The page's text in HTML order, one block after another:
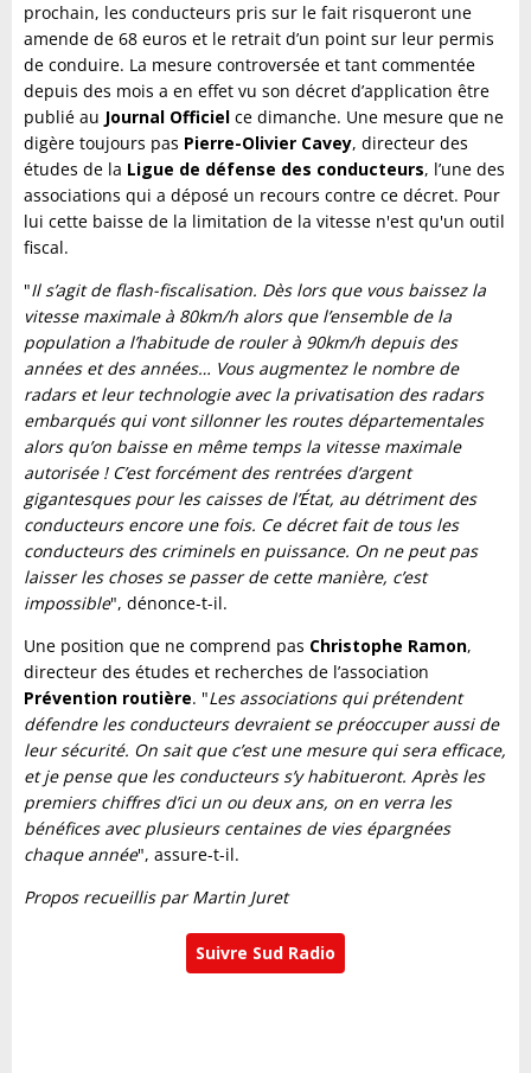
prochain, les conducteurs pris sur le fait risqueront une
amende de 68 euros et le retrait d’un point sur leur permis
de conduire. La mesure controversée et tant commentée
depuis des mois a en effet vu son décret d’application être
publié au Journal Officiel ce dimanche. Une mesure que ne
digère toujours pas Pierre-Olivier Cavey, directeur des
études de la Ligue de défense des conducteurs, l’une des
associations qui a déposé un recours contre ce décret. Pour
lui cette baisse de la limitation de la vitesse n'est qu'un outil
fiscal.
"Il s’agit de flash-fiscalisation. Dès lors que vous baissez la
vitesse maximale à 80km/h alors que l’ensemble de la
population a l’habitude de rouler à 90km/h depuis des
années et des années… Vous augmentez le nombre de
radars et leur technologie avec la privatisation des radars
embarqués qui vont sillonner les routes départementales
alors qu’on baisse en même temps la vitesse maximale
autorisée ! C’est forcément des rentrées d’argent
gigantesques pour les caisses de l’État, au détriment des
conducteurs encore une fois. Ce décret fait de tous les
conducteurs des criminels en puissance. On ne peut pas
laisser les choses se passer de cette manière, c’est
impossible", dénonce-t-il.
Une position que ne comprend pas Christophe Ramon,
directeur des études et recherches de l’association
Prévention routière. "Les associations qui prétendent
défendre les conducteurs devraient se préoccuper aussi de
leur sécurité. On sait que c’est une mesure qui sera efficace,
et je pense que les conducteurs s’y habitueront. Après les
premiers chiffres d’ici un ou deux ans, on en verra les
bénéfices avec plusieurs centaines de vies épargnées
chaque année", assure-t-il.
Propos recueillis par Martin Juret
Suivre Sud Radio